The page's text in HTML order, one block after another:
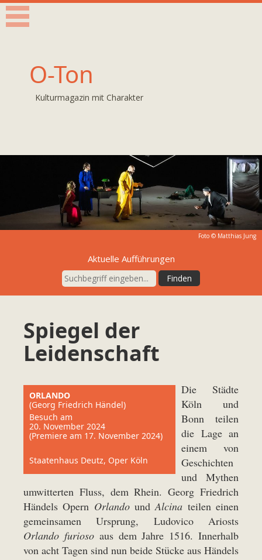
O-Ton
Kulturmagazin mit Charakter
Foto © Matthias Jung
Aktuelle Aufführungen
Spiegel der
Leidenschaft
ORLANDO
(Georg Friedrich Händel)
Besuch am
20. November 2024
(Premiere am 17. November 2024)
Staatenhaus Deutz, Oper Köln
Die Städte
Köln und
Bonn teilen
die Lage an
einem von
Geschichten
und Mythen
umwitterten Fluss, dem Rhein. Georg Friedrich
Händels Opern Orlandound Alcina teilen einen
gemeinsamen Ursprung, Ludovico Ariosts
Orlando furiosoaus dem Jahre 1516. Innerhalb
von acht Tagen sind nun beide Stücke aus Händels